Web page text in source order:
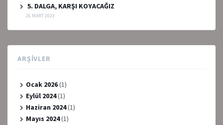
5. DALGA, KARŞI KOYACAĞIZ
26 MART 2023
ARŞIVLER
Ocak 2026(1)
Eylül 2024(1)
Haziran 2024(1)
Mayıs 2024(1)